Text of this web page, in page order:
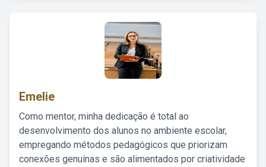
Emelie
Como mentor, minha dedicação é total ao
desenvolvimento dos alunos no ambiente escolar,
empregando métodos pedagógicos que priorizam
conexões genuínas e são alimentados por criatividade